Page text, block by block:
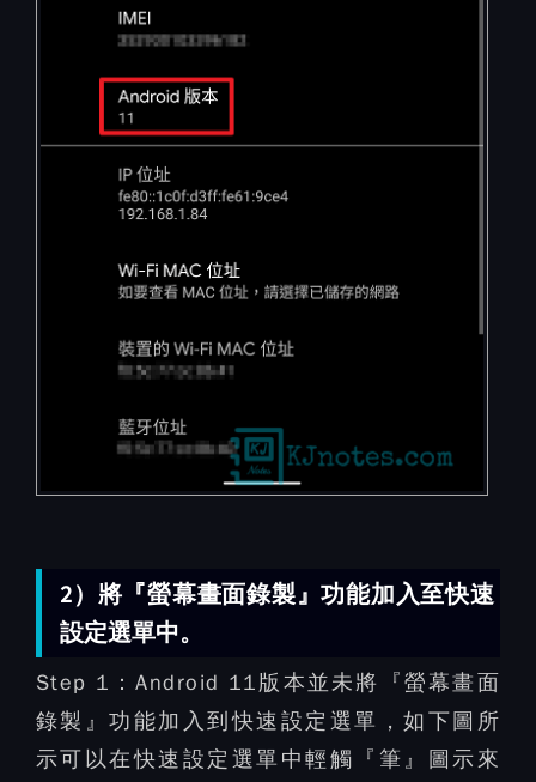
2）將『螢幕畫面錄製』功能加入至快速
設定選單中。
Step 1：Android 11版本並未將『螢幕畫面
錄製』功能加入到快速設定選單，如下圖所
示可以在快速設定選單中輕觸『筆』圖示來